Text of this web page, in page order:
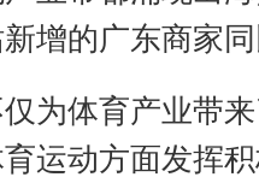
增的广东商家
体育产业带来
运动方面发挥